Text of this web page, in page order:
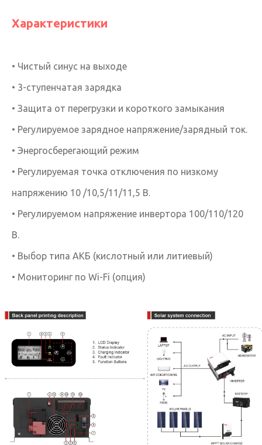
Характеристики
• Чистый синус на выходе
• 3-ступенчатая зарядка
• Защита от перегрузки и короткого замыкания
• Регулируемое зарядное напряжение/зарядный ток.
• Энергосберегающий режим
• Регулируемая точка отключения по низкому
напряжению 10 /10,5/11/11,5 В.
• Регулируемом напряжение инвертора 100/110/120
В.
• Выбор типа АКБ (кислотный или литиевый)
• Мониторинг по Wi-Fi (опция)